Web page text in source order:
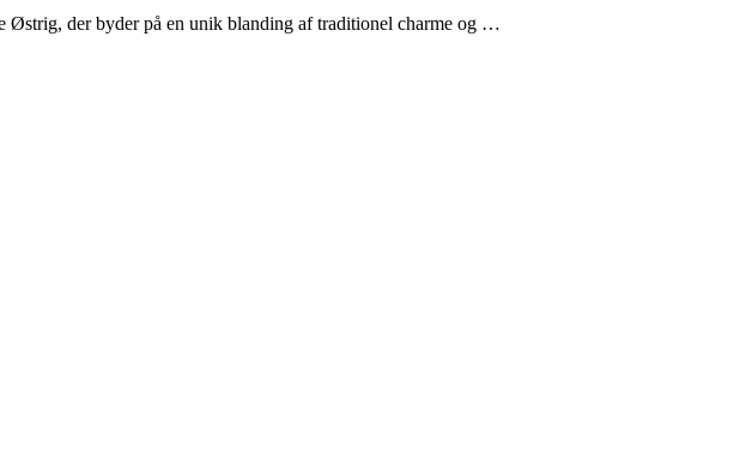
Østrig, der byder på en unik blanding af traditionel charme og …